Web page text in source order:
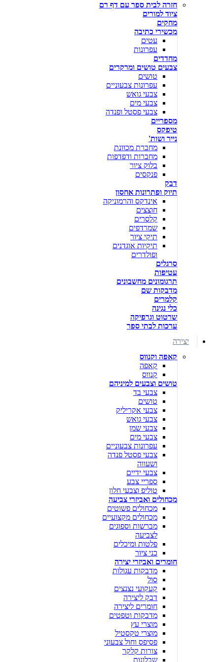
חזרה לבית ספר עם דף רם
ציוד למורים
מחקים
מכשירי כתיבה
עטים
עפרונות
מחדדים
צבעים טושים ומרקרים
טושים
עפרונות צבעוניים
צבעי גואש
צבעי מים
צבעי פסטל ופנדה
מספריים
טיפקס
נייר ושות'
מחברת מכוונת
מחברות ודפדפות
בלוק ציור
פנקסים
דבק
תיוק ופתרונות אחסון
אינדקס והרמוניקה
חוצצים
קלסרים
שמרדפים
תיקי ציור
תיקיות אוגדנים
ופולדרים
סרגלים
עטיפות
תרגומונים מחשבונים
מדבקות שם
קלמרים
כלי נגינה
שרטוט וגרפיקה
ערכות לבתי ספר
יצירה
קאפה וקנווס
קאפה
קנווס
טושים וצבעים למיניהם
צבעי בד
טושים
צבעי אקריליק
צבעי גואש
צבעי שמן
צבעי מים
עפרונות צבעוניים
צבעי פסטל פנדה
ושעווה
צבעי ידיים
ספריי צבע
טוליפ וצבעי חלון
מכחולים ואביזרי צביעה
מכחולים פשוטים
מכחולים מקצועיים
מברשות וספוגים
לצביעה
פלטות ומיכלים
כני ציור
חומרים ואביזרי יצירה
מדבקות עגולות
סול
קעקועי נצנצים
דבק ליצירה
חומרים ליצירה
מדבקות וטפטים
מוצרי עץ
מוצרי טקסטיל
פסיפס וחול צבעוני
צורות קלקר
שבלונות